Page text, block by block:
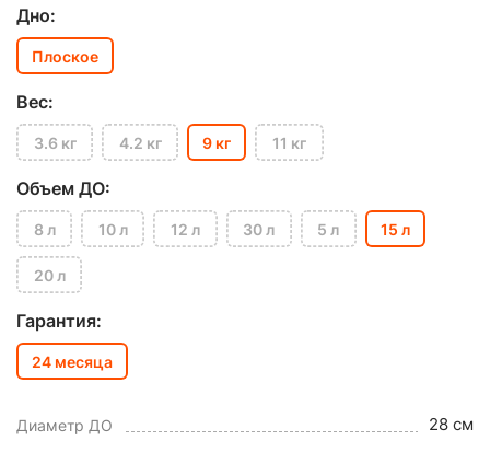
Дно:
Плоское
Вес:
3.6 кг 4.2 кг 9 кг 11 кг
Объем ДО:
8 л 10 л 12 л 30 л 5 л 15 л
20 л
Гарантия:
24 месяца
Диаметр ДО 28 см